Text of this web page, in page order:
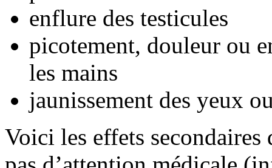
enflure des testicules
picotement, douleur ou
les mains
jaunissement des yeux
Voici les effets